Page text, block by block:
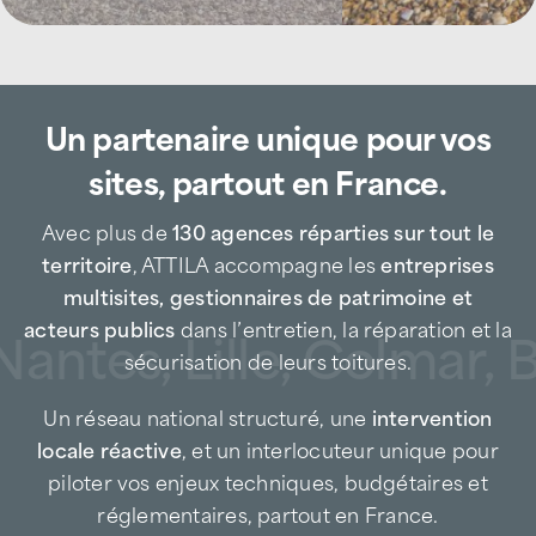
toiture sur le bassin montois
Basée à Mont-de-Marsan, à proximité
grands axes de circulation, l’agence ATTILA
Mont-de-Marsan intervient rapidement
entreprises industrielles, sites
étatiques, PME, commerces, artisans,
collectivités, gestionnaires de patrimoine et
particuliers.
Entreprise de couverture de proximité,
maintenance programméequ’en
intervention d’urgence, afin de prévenir les
sinistres, limiter les arrêts d’activité et
prolonger la durée de vie des toitures.
Un partenaire unique pour vos
sites, partout en France.
Avec plus de130 agences réparties sur tout le
territoire , ATTILA accompagne les entreprises
multisites, gestionnaires de patrimoine et
acteurs publicsdans l’entretien, la réparation et la
sécurisation de leurs toitures.
Un réseau national structuré, une intervention
locale réactive , et un interlocuteur unique pour
piloter vos enjeux techniques, budgétaires et
réglementaires, partout en France.
Lille, Colmar,